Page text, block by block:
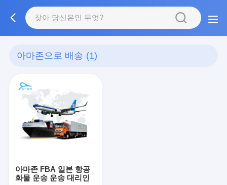
아마존으로 배송 (1)
아마존 FBA 일본 항공
화물 운송 운송 대리인